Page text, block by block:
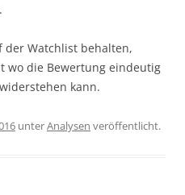
der Watchlist behalten,
wo die Bewertung eindeutig
kann.
unterAnalysen veröffentlicht.